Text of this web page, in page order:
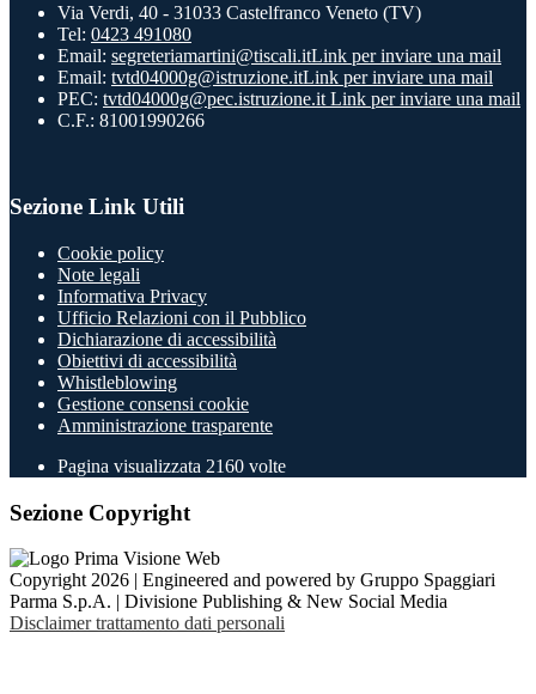
Via Verdi, 40 - 31033 Castelfranco Veneto (TV)
Tel: 0423 491080
Email: segreteriamartini@tiscali.itLink per inviare una mail
Email: tvtd04000g@istruzione.itLink per inviare una mail
PEC: tvtd04000g@pec.istruzione.it Link per inviare una mail
C.F.: 81001990266
Sezione Link Utili
Cookie policy
Note legali
Informativa Privacy
Ufficio Relazioni con il Pubblico
Dichiarazione di accessibilità
Obiettivi di accessibilità
Whistleblowing
Gestione consensi cookie
Amministrazione trasparente
Pagina visualizzata 2160 volte
Sezione Copyright
Copyright 2026 | Engineered and powered by Gruppo Spaggiari
Parma S.p.A. | Divisione Publishing & New Social Media
Disclaimer trattamento dati personali